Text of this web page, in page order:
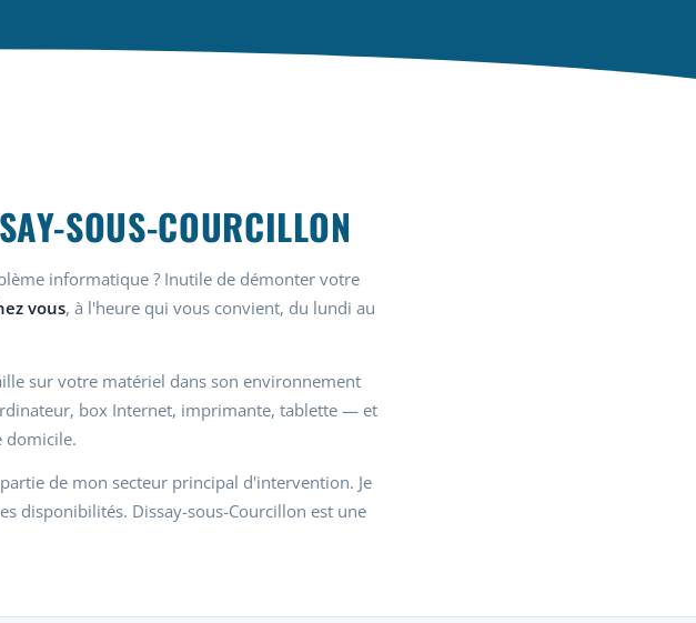
SOUS-COURCILLON
informatique ? Inutile de démonter votre
vous, à l'heure qui vous convient, du lundi au
sur votre matériel dans son environnement
box Internet, imprimante, tablette — et
domicile.
de mon secteur principal d'intervention. Je
disponibilités. Dissay-sous-Courcillon est une